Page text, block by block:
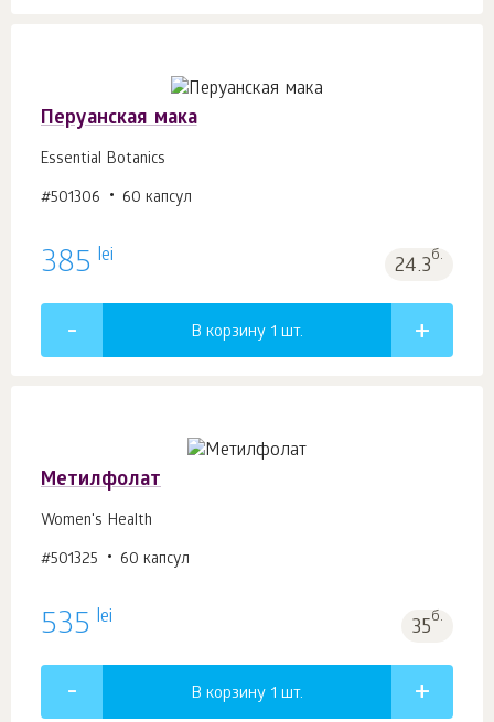
Перуанская мака
Essential Botanics
#501306 60 капсул
385 lei 24.3б.
В корзину 1 шт.
Метилфолат
Women's Health
#501325 60 капсул
535 lei 35б.
В корзину 1 шт.